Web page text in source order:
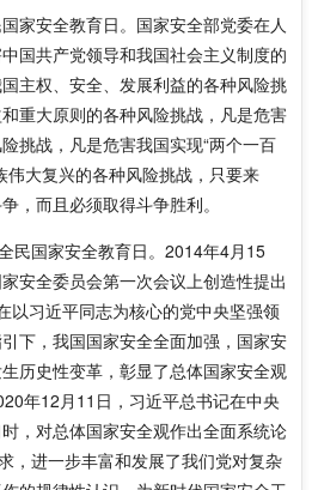
家安全教育日。国家安全部党委在人
国共产党领导和我国社会主义制度的
主权、安全、发展利益的各种风险挑
重大原则的各种风险挑战，凡是危害
挑战，凡是危害我国实现“两个一百
伟大复兴的各种风险挑战，只要来
，而且必须取得斗争胜利。
民国家安全教育日。2014年4月15
安全委员会第一次会议上创造性提出
以习近平同志为核心的党中央坚强领
下，我国国家安全全面加强，国家安
历史性变革，彰显了总体国家安全观
年12月11日，习近平总书记在中央
，对总体国家安全观作出全面系统论
，进一步丰富和发展了我们党对复杂